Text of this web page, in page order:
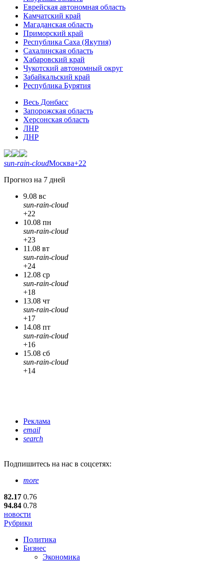
Еврейская автономная область
Камчатский край
Магаданская область
Приморский край
Республика Саха (Якутия)
Сахалинская область
Хабаровский край
Чукотский автономный округ
Забайкальский край
Республика Бурятия
Весь Донбасс
Запорожская область
Херсонская область
ЛНР
ДНР
sun-rain-cloudМосква+22
Прогноз на 7 дней
9.08 вс
sun-rain-cloud
+22
10.08 пн
sun-rain-cloud
+23
11.08 вт
sun-rain-cloud
+24
12.08 ср
sun-rain-cloud
+18
13.08 чт
sun-rain-cloud
+17
14.08 пт
sun-rain-cloud
+16
15.08 сб
sun-rain-cloud
+14
Реклама
email
search
Подпишитесь на нас в соцсетях:
more
82.17 0.76
94.84 0.78
новости
Рубрики
Политика
Бизнес
Экономика